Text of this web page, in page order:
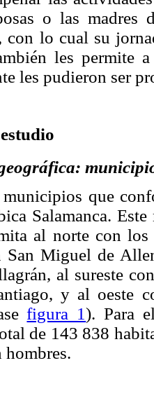
o las madres
con lo cual su
les permite
les pudieron ser
que
Salamanca.
al norte con
San Miguel de
al sureste
y al oeste
figura 1). Para
de 143 838
hombres.